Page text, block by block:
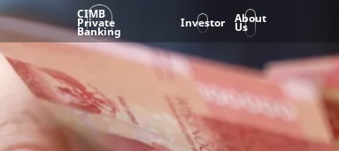
CIMB
Private
Banking
Investor About
Us